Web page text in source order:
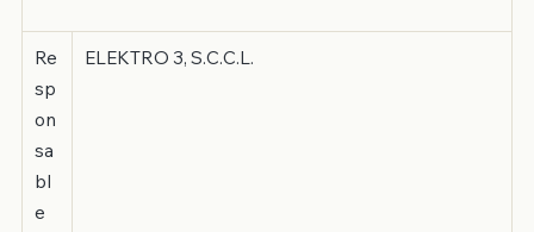
Re
sp
on
sa
bl
e
ELEKTRO 3, S.C.C.L.